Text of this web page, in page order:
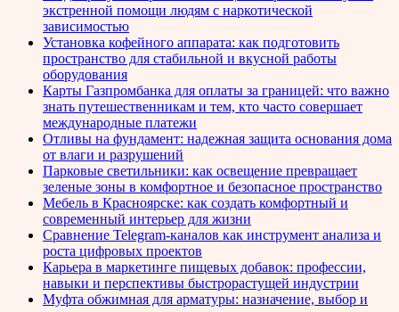
экстренной помощи людям с наркотической
зависимостью
Установка кофейного аппарата: как подготовить
пространство для стабильной и вкусной работы
оборудования
Карты Газпромбанка для оплаты за границей: что важно
знать путешественникам и тем, кто часто совершает
международные платежи
Отливы на фундамент: надежная защита основания дома
от влаги и разрушений
Парковые светильники: как освещение превращает
зеленые зоны в комфортное и безопасное пространство
Мебель в Красноярске: как создать комфортный и
современный интерьер для жизни
Сравнение Telegram-каналов как инструмент анализа и
роста цифровых проектов
Карьера в маркетинге пищевых добавок: профессии,
навыки и перспективы быстрорастущей индустрии
Муфта обжимная для арматуры: назначение, выбор и